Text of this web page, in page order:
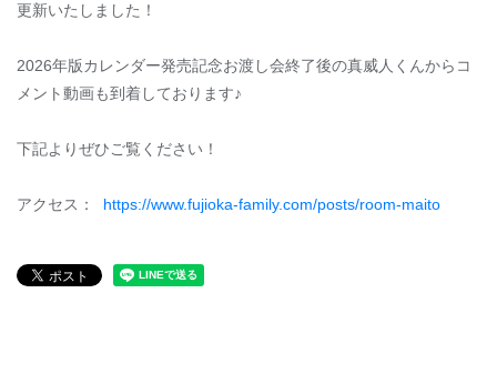
更新いたしました！
2026年版カレンダー発売記念お渡し会終了後の真威人くんからコ
メント動画も到着しております♪
下記よりぜひご覧ください！
アクセス： https://www.fujioka-family.com/posts/room-maito